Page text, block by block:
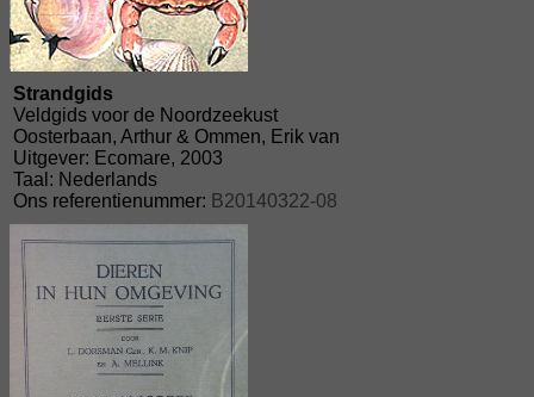
Strandgids
Veldgids voor de Noordzeekust
Oosterbaan, Arthur & Ommen, Erik van
Uitgever: Ecomare, 2003
Taal: Nederlands
Ons referentienummer: B20140322-08